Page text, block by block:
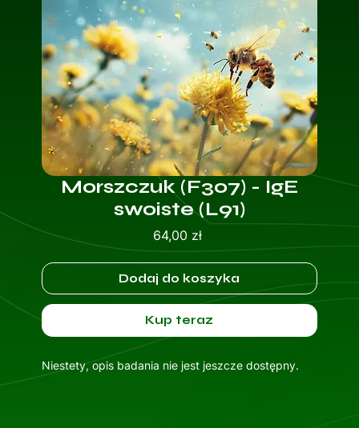
Morszczuk (F307) - IgE
swoiste (L91)
64,00 złCena
Dodaj do koszyka
Kup teraz
Niestety, opis badania nie jest jeszcze dostępny.